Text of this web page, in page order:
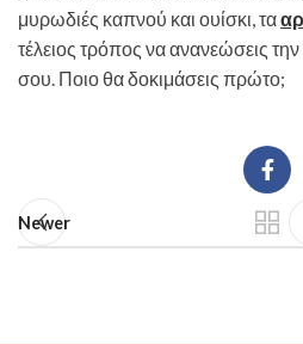
μυρωδιές καπνού και ουίσκι, τα
τέλειος τρόπος να ανανεώσεις
σου. Ποιο θα δοκιμάσεις πρώτο;
Newer